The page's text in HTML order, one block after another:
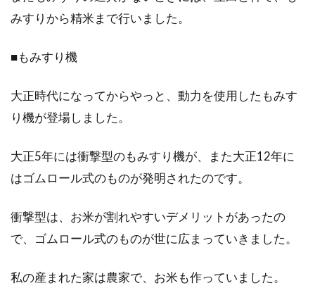
みすりから精米まで行いました。
■もみすり機
大正時代になってからやっと、動力を使用したもみす
り機が登場しました。
大正5年には衝撃型のもみすり機が、また大正12年に
はゴムロール式のものが発明されたのです。
衝撃型は、お米が割れやすいデメリットがあったの
で、ゴムロール式のものが世に広まっていきました。
私の産まれた家は農家で、お米も作っていました。